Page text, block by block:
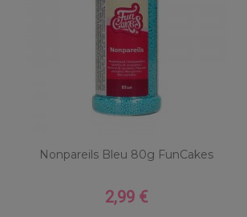
Nonpareils Bleu 80g FunCakes
Prix
2,99 €